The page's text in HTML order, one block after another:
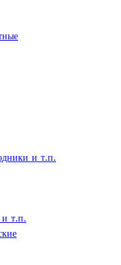
и т.п.
т.п.